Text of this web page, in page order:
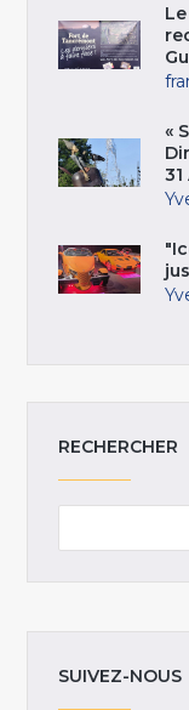
«
RECHERCHER
SUIVEZ-NOUS